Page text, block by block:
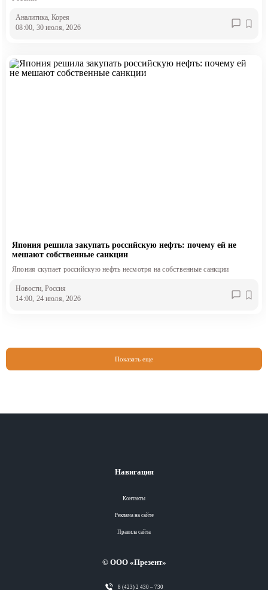
Аналитика , Корея
08:00, 30 июля, 2026
Япония решила закупать российскую нефть: почему ей не
мешают собственные санкции
Япония скупает российскую нефть несмотря на собственные санкции
Новости , Россия
14:00, 24 июля, 2026
Показать еще
Навигация
Контакты
Реклама на сайте
Правила сайта
© ООО «Презент»
8 (423) 2 430 – 730